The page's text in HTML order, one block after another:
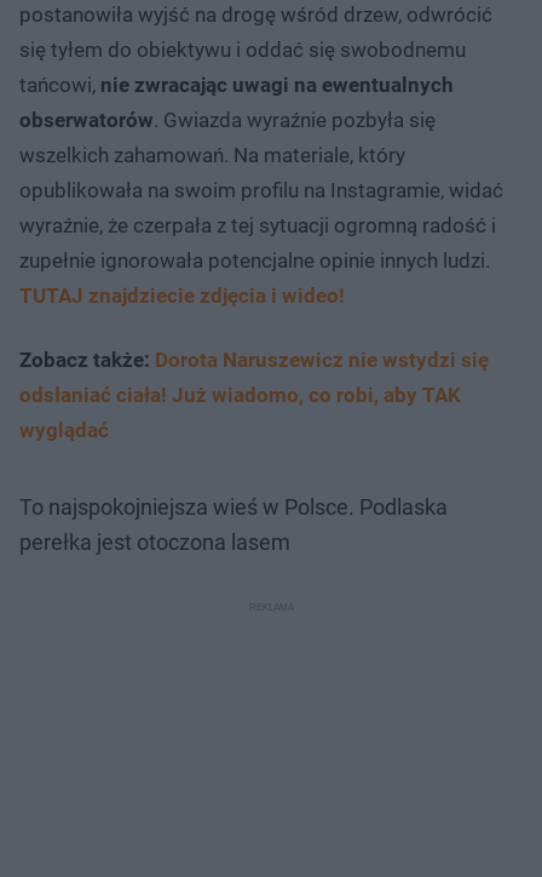
postanowiła wyjść na drogę wśród drzew, odwrócić
się tyłem do obiektywu i oddać się swobodnemu
tańcowi, nie zwracając uwagi na ewentualnych
obserwatorów. Gwiazda wyraźnie pozbyła się
wszelkich zahamowań. Na materiale, który
opublikowała na swoim profilu na Instagramie, widać
wyraźnie, że czerpała z tej sytuacji ogromną radość i
zupełnie ignorowała potencjalne opinie innych ludzi.
TUTAJ znajdziecie zdjęcia i wideo!
Zobacz także: Dorota Naruszewicz nie wstydzi się
odsłaniać ciała! Już wiadomo, co robi, aby TAK
wyglądać
To najspokojniejsza wieś w Polsce. Podlaska
perełka jest otoczona lasem